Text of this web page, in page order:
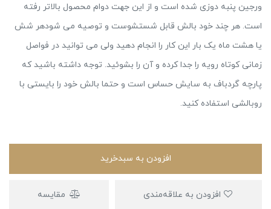
ورجین پنبه دوزی شده است و از این جهت دوام محصول بالاتر رفته
است. هر چند خود بالش قابل شستشوست و توصیه می شودهر شش
یا هشت ماه یک بار این کار را انجام دهید ولی می توانید در فواصل
زمانی کوتاه رویه را جدا کرده و آن را بشوئید. توجه داشته باشید که
پارچه گردباف به سایش حساس است و حتما بالش خود را بایستی با
روبالشی استفاده کنید.
افزودن به سبدخرید
مقایسه